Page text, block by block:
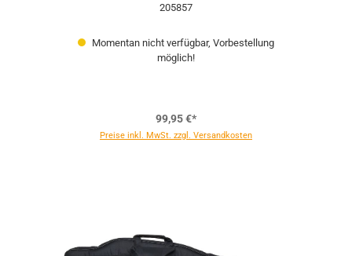
205857
Momentan nicht verfügbar, Vorbestellung
möglich!
99,95 €*
Preise inkl. MwSt. zzgl. Versandkosten